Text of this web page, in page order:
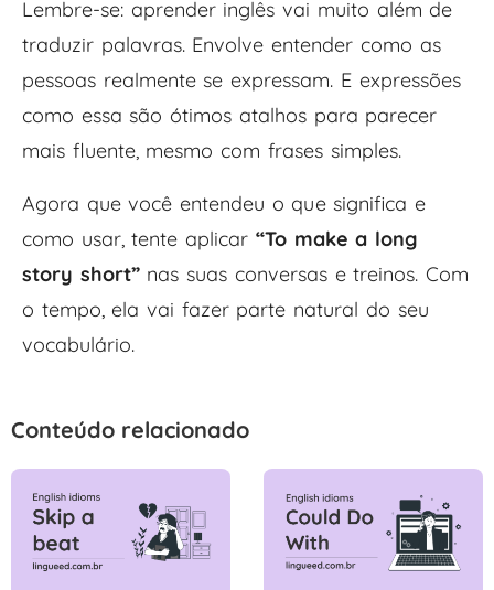
Lembre-se: aprender inglês vai muito além de
traduzir palavras. Envolve entender como as
pessoas realmente se expressam. E expressões
como essa são ótimos atalhos para parecer
mais fluente, mesmo com frases simples.
Agora que você entendeu o que significa e
como usar, tente aplicar “To make a long
story short”nas suas conversas e treinos. Com
o tempo, ela vai fazer parte natural do seu
vocabulário.
Conteúdo relacionado